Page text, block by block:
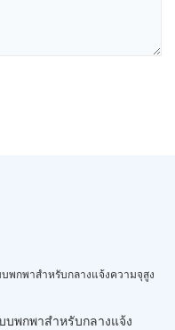
พกพาสำหรับกลางแจ้ง